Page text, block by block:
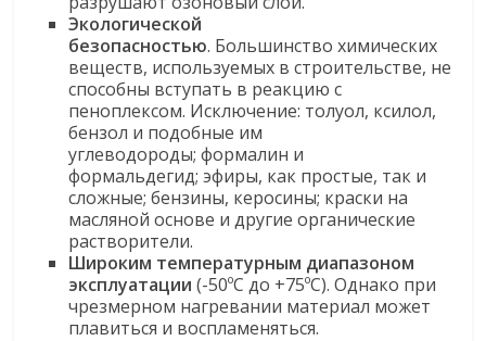
Экологической
безопасностью. Большинство химических
веществ, используемых в строительстве, не
способны вступать в реакцию с
пеноплексом. Исключение: толуол, ксилол,
бензол и подобные им
углеводороды; формалин и
формальдегид; эфиры, как простые, так и
сложные; бензины, керосины; краски на
масляной основе и другие органические
растворители.
Широким температурным диапазоном
эксплуатации (-50ºС до +75ºС). Однако при
чрезмерном нагревании материал может
плавиться и воспламеняться.